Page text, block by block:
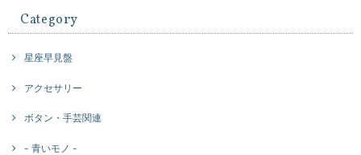
Category
星座早見盤
アクセサリー
ボタン・手芸関連
- 青いモノ -